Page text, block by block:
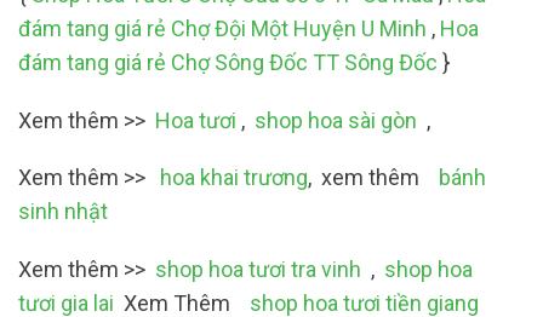
đám tang giá rẻ Chợ Đội Một Huyện U Minh , Hoa
đám tang giá rẻ Chợ Sông Đốc TT Sông Đốc }
Xem thêm >> Hoa tươi , shop hoa sài gòn ,
Xem thêm >> hoa khai trương, xem thêm
bánh
sinh nhật
Xem thêm >> shop hoa tươi tra vinh , shop hoa
tươi gia lai Xem Thêm shop hoa tươi tiền giang